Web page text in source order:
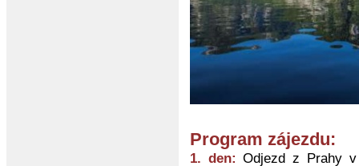
Program zájezdu:
1. den: Odjezd z Prahy